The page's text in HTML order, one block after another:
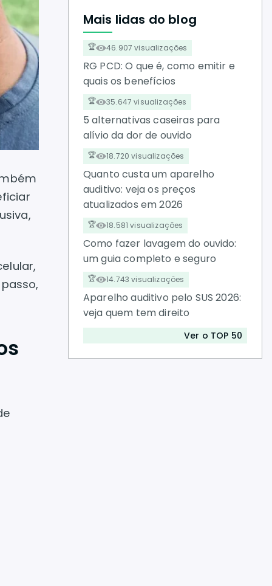
Mais lidas do blog
46.907 visualizações
RG PCD: O que é, como emitir e
quais os benefícios
35.647 visualizações
5 alternativas caseiras para
alívio da dor de ouvido
18.720 visualizações
Quanto custa um aparelho
auditivo: veja os preços
atualizados em 2026
18.581 visualizações
Como fazer lavagem do ouvido:
um guia completo e seguro
14.743 visualizações
Aparelho auditivo pelo SUS 2026:
veja quem tem direito
Ver o TOP 50